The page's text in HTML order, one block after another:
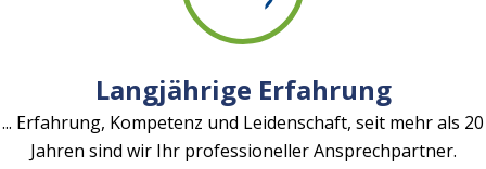
Langjährige Erfahrung
... Erfahrung, Kompetenz und Leidenschaft, seit mehr als 20
Jahren sind wir Ihr professioneller Ansprechpartner.